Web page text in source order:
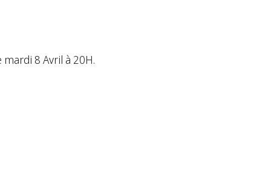
mardi 8 Avril à 20H.